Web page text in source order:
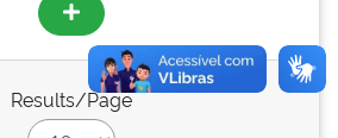
Results/Page